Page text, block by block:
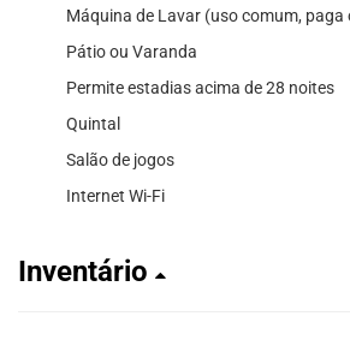
Máquina de Lavar (uso comum, paga
Pátio ou Varanda
Permite estadias acima de 28 noites
Quintal
Salão de jogos
Internet Wi-Fi
Inventário